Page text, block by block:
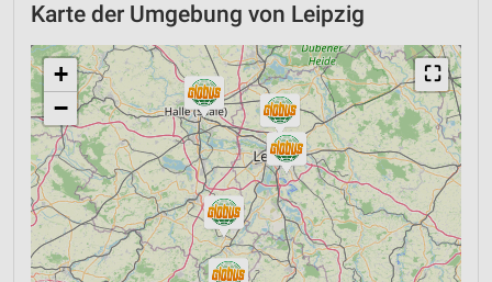
Karte der Umgebung von Leipzig
⛶
+
−